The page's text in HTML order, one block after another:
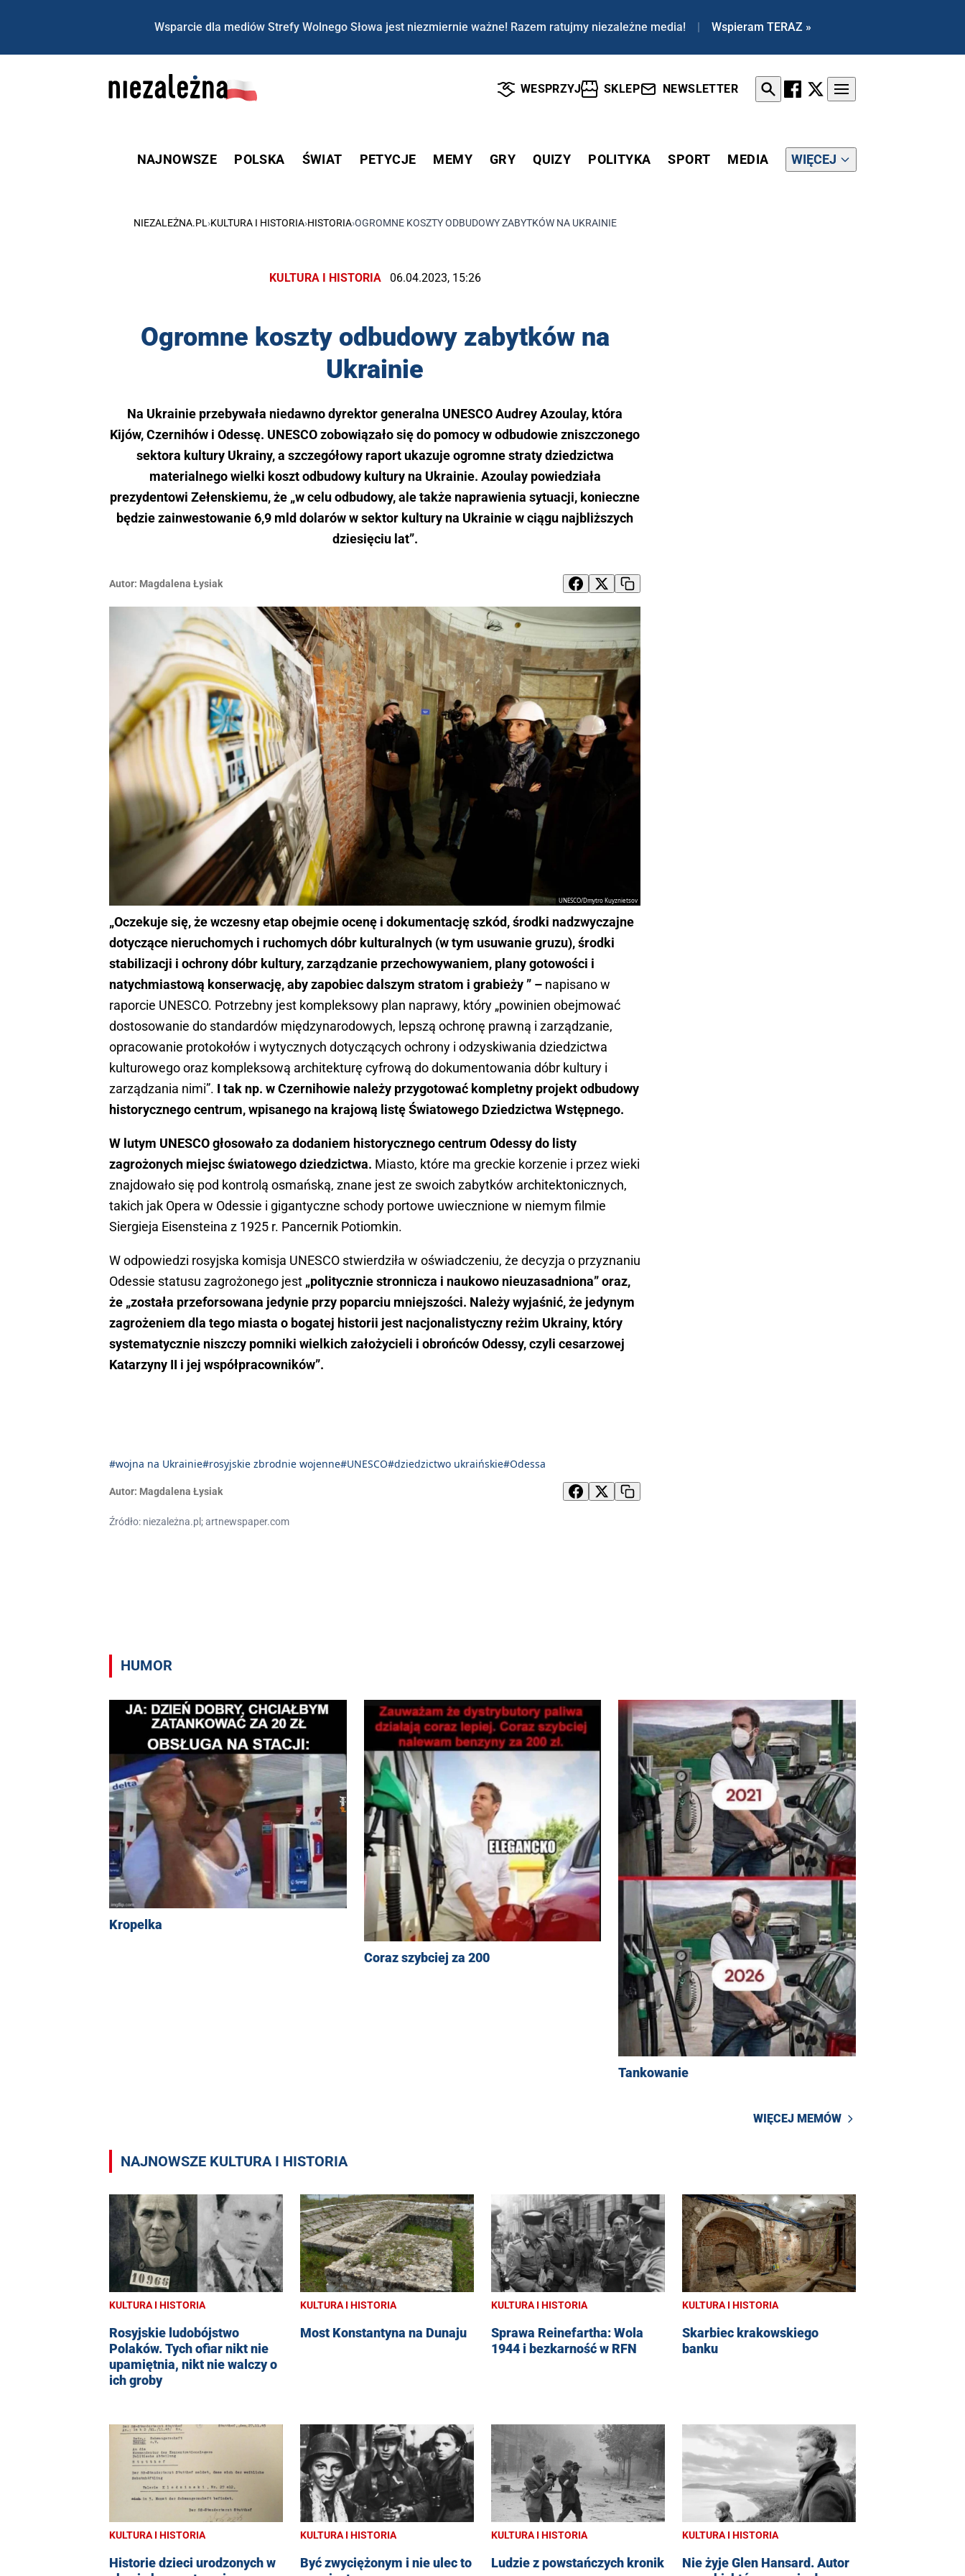
Wsparcie dla mediów Strefy Wolnego Słowa jest niezmiernie ważne! Razem ratujmy niezależne media! | Wspieram TERAZ »
WESPRZYJ SKLEP NEWSLETTER
NAJNOWSZE POLSKA ŚWIAT PETYCJE MEMY GRY QUIZY POLITYKA SPORT MEDIA WIĘCEJ
NIEZALEŻNA.PL ›KULTURA I HISTORIA›HISTORIA›OGROMNE KOSZTY ODBUDOWY ZABYTKÓW NA UKRAINIE
KULTURA I HISTORIA 06.04.2023, 15:26
Ogromne koszty odbudowy zabytków na
Ukrainie
Na Ukrainie przebywała niedawno dyrektor generalna UNESCO Audrey Azoulay, która
Kijów, Czernihów i Odessę. UNESCO zobowiązało się do pomocy w odbudowie zniszczonego
sektora kultury Ukrainy, a szczegółowy raport ukazuje ogromne straty dziedzictwa
materialnego wielki koszt odbudowy kultury na Ukrainie. Azoulay powiedziała
prezydentowi Zełenskiemu, że „w celu odbudowy, ale także naprawienia sytuacji, konieczne
będzie zainwestowanie 6,9 mld dolarów w sektor kultury na Ukrainie w ciągu najbliższych
dziesięciu lat”.
Autor: Magdalena Łysiak
UNESCO/Dmytro Kuyznietsov
„Oczekuje się, że wczesny etap obejmie ocenę i dokumentację szkód, środki nadzwyczajne
dotyczące nieruchomych i ruchomych dóbr kulturalnych (w tym usuwanie gruzu), środki
stabilizacji i ochrony dóbr kultury, zarządzanie przechowywaniem, plany gotowości i
natychmiastową konserwację, aby zapobiec dalszym stratom i grabieży ” – napisano w
raporcie UNESCO. Potrzebny jest kompleksowy plan naprawy, który „powinien obejmować
dostosowanie do standardów międzynarodowych, lepszą ochronę prawną i zarządzanie,
opracowanie protokołów i wytycznych dotyczących ochrony i odzyskiwania dziedzictwa
kulturowego oraz kompleksową architekturę cyfrową do dokumentowania dóbr kultury i
zarządzania nimi”. I tak np. w Czernihowie należy przygotować kompletny projekt odbudowy
historycznego centrum, wpisanego na krajową listę Światowego Dziedzictwa Wstępnego.
W lutym UNESCO głosowało za dodaniem historycznego centrum Odessy do listy
zagrożonych miejsc światowego dziedzictwa. Miasto, które ma greckie korzenie i przez wieki
znajdowało się pod kontrolą osmańską, znane jest ze swoich zabytków architektonicznych,
takich jak Opera w Odessie i gigantyczne schody portowe uwiecznione w niemym filmie
Siergieja Eisensteina z 1925 r. Pancernik Potiomkin.
W odpowiedzi rosyjska komisja UNESCO stwierdziła w oświadczeniu, że decyzja o przyznaniu
Odessie statusu zagrożonego jest „politycznie stronnicza i naukowo nieuzasadniona” oraz,
że „została przeforsowana jedynie przy poparciu mniejszości. Należy wyjaśnić, że jedynym
zagrożeniem dla tego miasta o bogatej historii jest nacjonalistyczny reżim Ukrainy, który
systematycznie niszczy pomniki wielkich założycieli i obrońców Odessy, czyli cesarzowej
Katarzyny II i jej współpracowników”.
#wojna na Ukrainie#rosyjskie zbrodnie wojenne#UNESCO#dziedzictwo ukraińskie#Odessa
Autor: Magdalena Łysiak
Źródło: niezależna.pl; artnewspaper.com
HUMOR
Kropelka
Coraz szybciej za 200
Tankowanie
WIĘCEJ MEMÓW
NAJNOWSZE KULTURA I HISTORIA
KULTURA I HISTORIA
Rosyjskie ludobójstwo
Polaków. Tych ofiar nikt nie
upamiętnia, nikt nie walczy o
ich groby
KULTURA I HISTORIA
Most Konstantyna na Dunaju
KULTURA I HISTORIA
Sprawa Reinefartha: Wola
1944 i bezkarność w RFN
KULTURA I HISTORIA
Skarbiec krakowskiego
banku
KULTURA I HISTORIA
Historie dzieci urodzonych w
KULTURA I HISTORIA
Być zwyciężonym i nie ulec to
KULTURA I HISTORIA
Ludzie z powstańczych kronik
KULTURA I HISTORIA
Nie żyje Glen Hansard. Autor